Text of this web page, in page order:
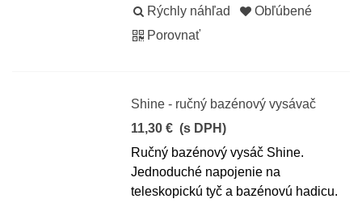
Rýchly náhľad
Obľúbené
Porovnať
Shine - ručný bazénový vysávač
11,30 € (s DPH)
Ručný bazénový vysáč Shine.
Jednoduché napojenie na
teleskopickú tyč a bazénovú hadicu.